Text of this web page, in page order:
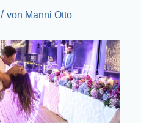
/ von Manni Otto